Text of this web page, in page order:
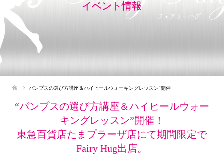
イベント情報
パンプスの選び方講座＆ハイヒールウォーキングレッスン”開催
“パンプスの選び方講座＆ハイヒールウォー
キングレッスン”開催！
東急百貨店たまプラーザ店にて期間限定で
Fairy Hug出店。